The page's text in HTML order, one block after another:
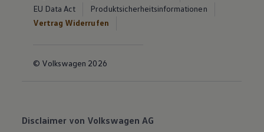
EU Data Act
Produktsicherheitsinformationen
Vertrag Widerrufen
© Volkswagen 2026
Disclaimer von Volkswagen AG